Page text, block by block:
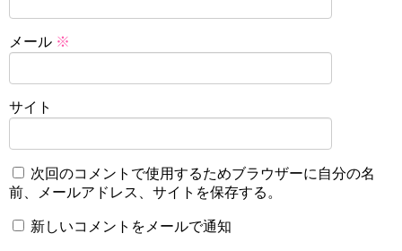
メール ※
サイト
次回のコメントで使用するためブラウザーに自分の名
前、メールアドレス、サイトを保存する。
新しいコメントをメールで通知